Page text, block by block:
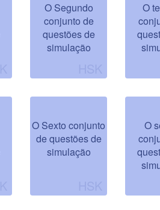
O Segundo
conjunto de
questões de
simulação
O
O Sexto conjunto
de questões de
simulação
O